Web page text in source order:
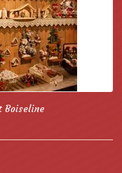
Boiseline